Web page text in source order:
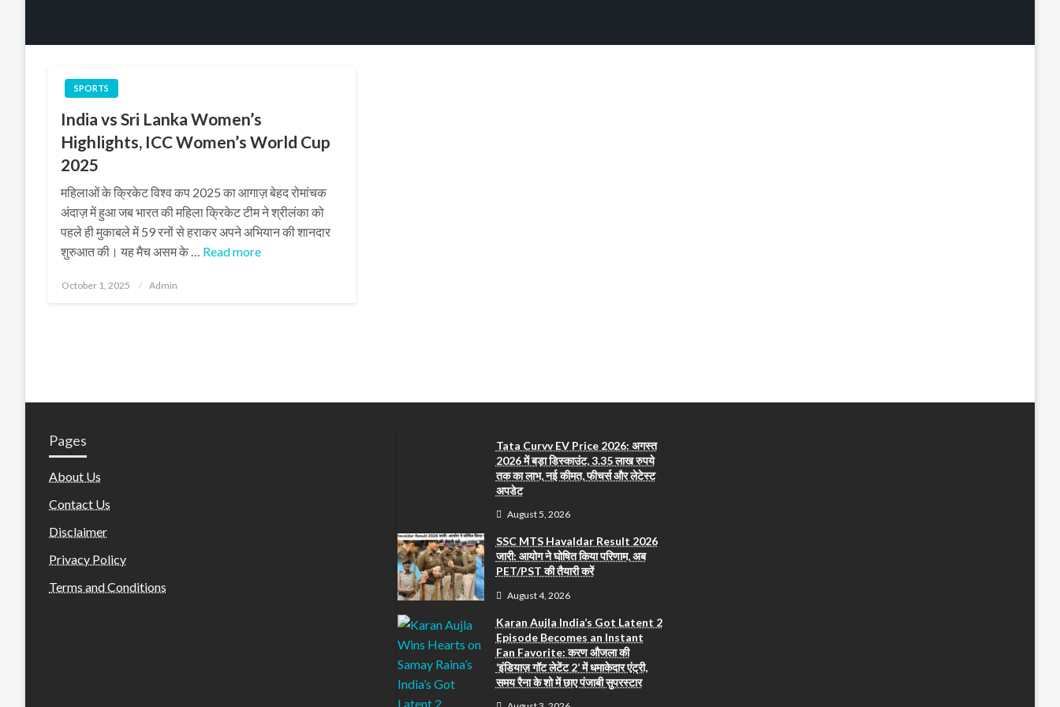
SPORTS
India vs Sri Lanka Women’s
Highlights, ICC Women’s World Cup
2025
महिलाओं के क्रिकेट विश्व कप 2025 का आगाज़ बेहद रोमांचक
अंदाज़ में हुआ जब भारत की महिला क्रिकेट टीम ने श्रीलंका को
पहले ही मुकाबले में 59 रनों से हराकर अपने अभियान की शानदार
शुरुआत की। यह मैच असम के … Read more
Posted
October 1, 2025 Admin
Pages
About Us
Contact Us
Disclaimer
Privacy Policy
Terms and Conditions
Tata Curvv EV Price 2026: अगस्त
2026 में बड़ा डिस्काउंट, 3.35 लाख रुपये
तक का लाभ, नई कीमत, फीचर्स और लेटेस्ट
अपडेट
August 5, 2026
SSC MTS Havaldar Result 2026
जारी: आयोग ने घोषित किया परिणाम, अब
PET/PST की तैयारी करें
August 4, 2026
Karan Aujla India’s Got Latent 2
Episode Becomes an Instant
Fan Favorite: करण औजला की
‘इंडियाज़ गॉट लेटेंट 2’ में धमाकेदार एंट्री,
समय रैना के शो में छाए पंजाबी सुपरस्टार